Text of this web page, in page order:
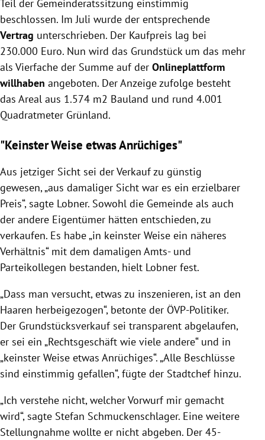
Teil der Gemeinderatssitzung einstimmig
beschlossen. Im Juli wurde der entsprechende
Vertrag unterschrieben. Der Kaufpreis lag bei
230.000 Euro. Nun wird das Grundstück um das mehr
als Vierfache der Summe auf der Onlineplattform
willhaben angeboten. Der Anzeige zufolge besteht
das Areal aus 1.574 m2 Bauland und rund 4.001
Quadratmeter Grünland.
"Keinster Weise etwas Anrüchiges"
Aus jetziger Sicht sei der Verkauf zu günstig
gewesen, „aus damaliger Sicht war es ein erzielbarer
Preis“, sagte Lobner. Sowohl die Gemeinde als auch
der andere Eigentümer hätten entschieden, zu
verkaufen. Es habe „in keinster Weise ein näheres
Verhältnis“ mit dem damaligen Amts- und
Parteikollegen bestanden, hielt Lobner fest.
„Dass man versucht, etwas zu inszenieren, ist an den
Haaren herbeigezogen“, betonte der ÖVP-Politiker.
Der Grundstücksverkauf sei transparent abgelaufen,
er sei ein „Rechtsgeschäft wie viele andere“ und in
„keinster Weise etwas Anrüchiges“. „Alle Beschlüsse
sind einstimmig gefallen“, fügte der Stadtchef hinzu.
„Ich verstehe nicht, welcher Vorwurf mir gemacht
wird“, sagte Stefan Schmuckenschlager. Eine weitere
Stellungnahme wollte er nicht abgeben. Der 45-